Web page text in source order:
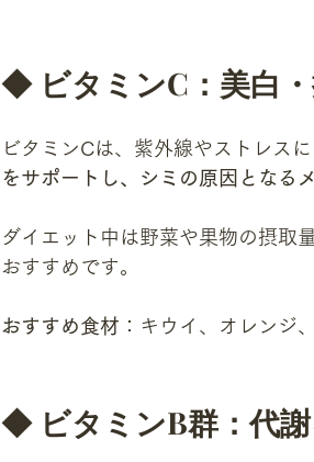
◆ ビタミンC：美白
ビタミンCは、紫外線やストレス
をサポートし、シミの原因となる
ダイエット中は野菜や果物の摂取
おすすめです。
おすすめ食材 ：キウイ、オレンジ
◆ ビタミンB群：代